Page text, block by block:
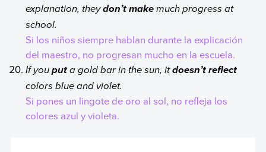
explanation, theydon’t make much progress at
school.
Si los niños siempre hablan durante la explicación
del maestro, no progresan mucho en la escuela.
If youput a gold bar in the sun, itdoesn’t reflect
colors blue and violet.
Si pones un lingote de oro al sol, no refleja los
colores azul y violeta.